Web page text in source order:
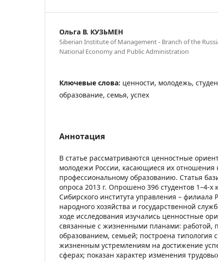
Ольга В. КУЗЬМЕН
Siberian Institute of Management - Branch of the
National Economy and Public Administration
Ключевые слова: ценности, молодежь,
образование, семья, успех
Аннотация
В статье рассматриваются ценностные
молодежи России, касающиеся их отношения
профессиональному образованию. Статья
опроса 2013 г. Опрошено 396 студентов 1–4-х
Сибирского института управления – филиала
народного хозяйства и государственной
ходе исследования изучались ценностные
связанные с жизненными планами: работой,
образованием, семьей; построена типология
жизненным устремлениям на достижение
сферах; показан характер изменения